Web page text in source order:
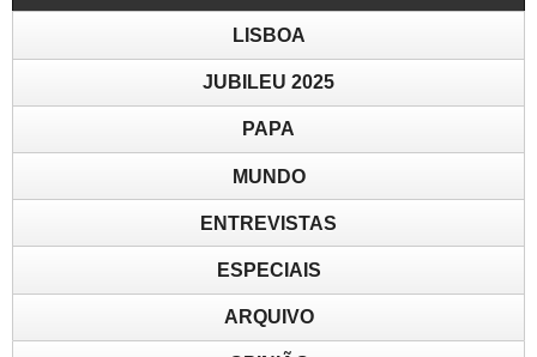
LISBOA
JUBILEU 2025
PAPA
MUNDO
ENTREVISTAS
ESPECIAIS
ARQUIVO